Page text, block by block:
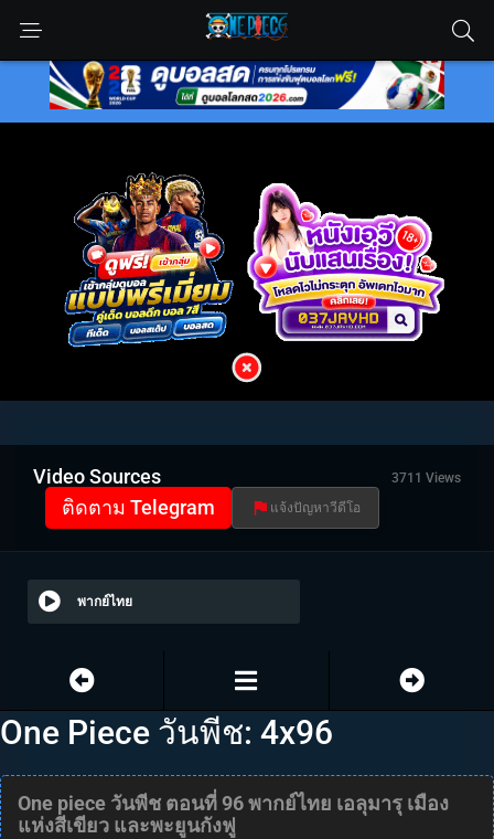
Video Sources 3711 Views
ติดตาม Telegram แจ้งปัญหาวีดีโอ
พากย์ไทย
One Piece วันพีช: 4x96
One piece วันพีช ตอนที่ 96 พากย์ไทย เอลุมารุ เมือง
แห่งสีเขียว และพะยูนกังฟู